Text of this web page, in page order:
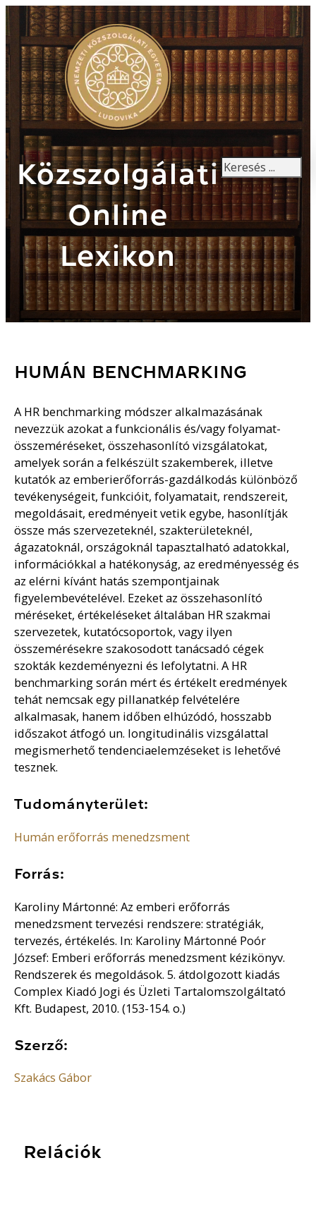
Közszolgálati
Online
Lexikon
Keresés
HUMÁN BENCHMARKING
A HR benchmarking módszer alkalmazásának
nevezzük azokat a funkcionális és/vagy folyamat-
összeméréseket, összehasonlító vizsgálatokat,
amelyek során a felkészült szakemberek, illetve
kutatók az emberierőforrás-gazdálkodás különböző
tevékenységeit, funkcióit, folyamatait, rendszereit,
megoldásait, eredményeit vetik egybe, hasonlítják
össze más szervezeteknél, szakterületeknél,
ágazatoknál, országoknál tapasztalható adatokkal,
információkkal a hatékonyság, az eredményesség és
az elérni kívánt hatás szempontjainak
figyelembevételével. Ezeket az összehasonlító
méréseket, értékeléseket általában HR szakmai
szervezetek, kutatócsoportok, vagy ilyen
összemérésekre szakosodott tanácsadó cégek
szokták kezdeményezni és lefolytatni. A HR
benchmarking során mért és értékelt eredmények
tehát nemcsak egy pillanatkép felvételére
alkalmasak, hanem időben elhúzódó, hosszabb
időszakot átfogó un. longitudinális vizsgálattal
megismerhető tendenciaelemzéseket is lehetővé
tesznek.
Tudományterület:
Humán erőforrás menedzsment
Forrás:
Karoliny Mártonné: Az emberi erőforrás
menedzsment tervezési rendszere: stratégiák,
tervezés, értékelés. In: Karoliny Mártonné Poór
József: Emberi erőforrás menedzsment kézikönyv.
Rendszerek és megoldások. 5. átdolgozott kiadás
Complex Kiadó Jogi és Üzleti Tartalomszolgáltató
Kft. Budapest, 2010. (153-154. o.)
Szerző:
Szakács Gábor
Relációk